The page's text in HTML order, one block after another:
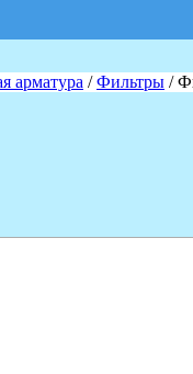
арматура /Фильтры /